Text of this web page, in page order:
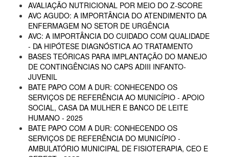
AVALIAÇÃO NUTRICIONAL POR MEIO DO Z-SCORE
AVC AGUDO: A IMPORTÂNCIA DO ATENDIMENTO DA
ENFERMAGEM NO SETOR DE URGÊNCIA
AVC: A IMPORTÂNCIA DO CUIDADO COM QUALIDADE
- DA HIPÓTESE DIAGNÓSTICA AO TRATAMENTO
BASES TEÓRICAS PARA IMPLANTAÇÃO DO MANEJO
DE CONTINGÊNCIAS NO CAPS ADIII INFANTO-
JUVENIL
BATE PAPO COM A DUR: CONHECENDO OS
SERVIÇOS DE REFERÊNCIA AO MUNICÍPIO - APOIO
SOCIAL, CASA DA MULHER E BANCO DE LEITE
HUMANO - 2025
BATE PAPO COM A DUR: CONHECENDO OS
SERVIÇOS DE REFERÊNCIA DO MUNICÍPIO -
AMBULATÓRIO MUNICIPAL DE FISIOTERAPIA, CEO E